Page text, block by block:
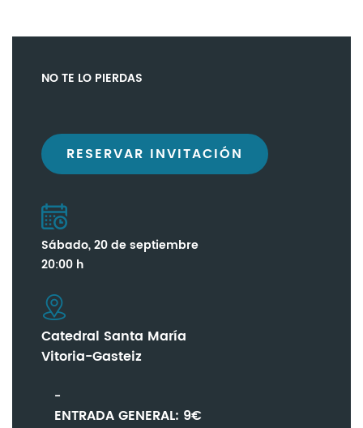
NO TE LO PIERDAS
RESERVAR INVITACIÓN
Sábado, 20 de septiembre
20:00 h
Catedral Santa María
Vitoria-Gasteiz
ENTRADA GENERAL: 9€